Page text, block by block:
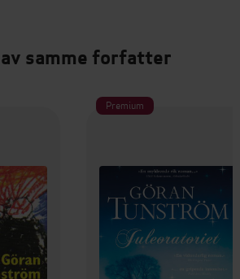
samme forfatter
Premium